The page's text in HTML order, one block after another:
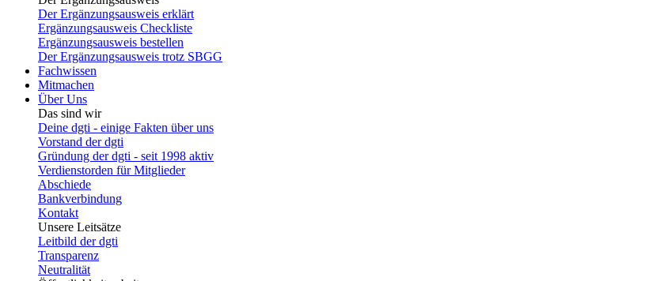
Der Ergänzungsausweis erklärt
Ergänzungsausweis Checkliste
Ergänzungsausweis bestellen
Der Ergänzungsausweis trotz SBGG
Fachwissen
Mitmachen
Über Uns
Das sind wir
Deine dgti - einige Fakten über uns
Vorstand der dgti
Gründung der dgti - seit 1998 aktiv
Verdienstorden für Mitglieder
Abschiede
Bankverbindung
Kontakt
Unsere Leitsätze
Leitbild der dgti
Transparenz
Neutralität